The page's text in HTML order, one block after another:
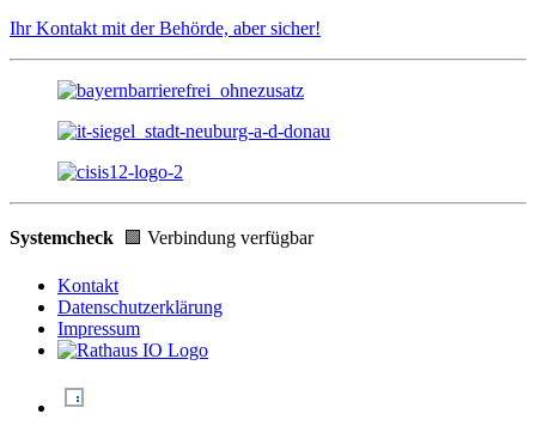
Ihr Kontakt mit der Behörde, aber sicher!
Systemcheck 🟩 Verbindung verfügbar
Kontakt
Datenschutzerklärung
Impressum